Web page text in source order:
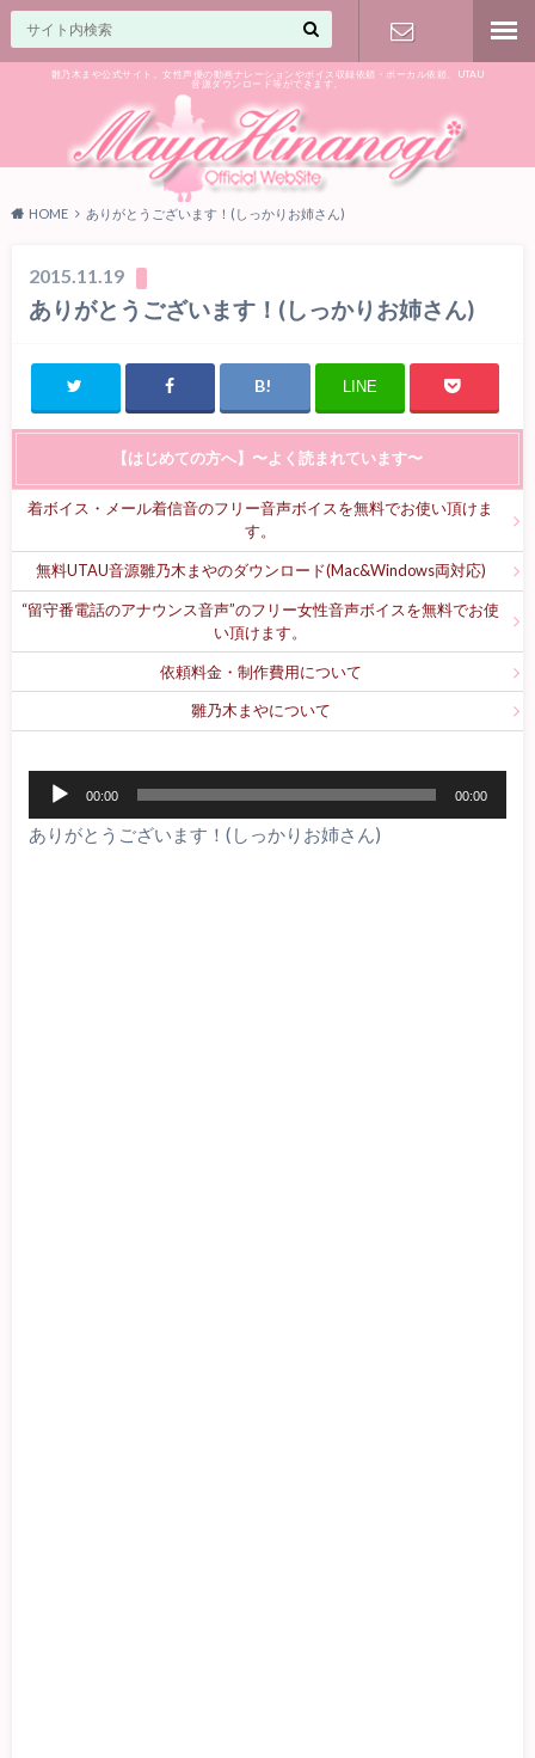
雛乃木まや公式サイト。女性声優の動画ナレーションやボイス収録依頼・ボーカル依頼、UTAU
音源ダウンロード等ができます。
気軽に♪
HOME ありがとうございます！(しっかりお姉さん)
2015.11.19
ありがとうございます！(しっかりお姉さん)
LINE
【はじめての方へ】〜よく読まれています〜
着ボイス・メール着信音のフリー音声ボイスを無料でお使い頂けま
す。
無料UTAU音源雛乃木まやのダウンロード(Mac&Windows両対応)
“留守番電話のアナウンス音声”のフリー女性音声ボイスを無料でお使
い頂けます。
依頼料金・制作費用について
雛乃木まやについて
プ
00:00 00:00
ありがとうございます！(しっかりお姉さん)